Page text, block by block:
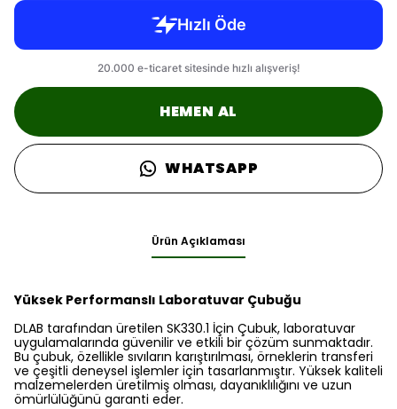
HEMEN AL
WHATSAPP
Ürün Açıklaması
Yüksek Performanslı Laboratuvar Çubuğu
DLAB tarafından üretilen SK330.1 İçin Çubuk, laboratuvar
uygulamalarında güvenilir ve etkili bir çözüm sunmaktadır.
Bu çubuk, özellikle sıvıların karıştırılması, örneklerin transferi
ve çeşitli deneysel işlemler için tasarlanmıştır. Yüksek kaliteli
malzemelerden üretilmiş olması, dayanıklılığını ve uzun
ömürlülüğünü garanti eder.